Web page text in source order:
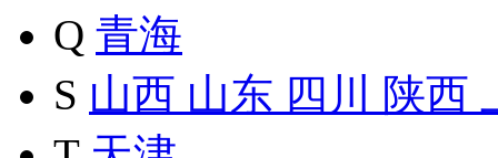
Q 青海
S 山西 山东 四川 陕西